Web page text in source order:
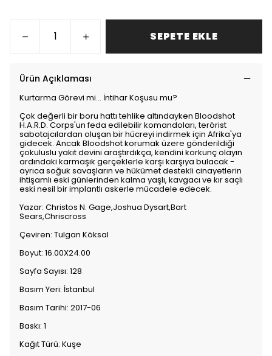
SEPETE EKLE
Ürün Açıklaması
Kurtarma Görevi mi... İntihar Koşusu mu?
Çok değerli bir boru hattı tehlike altındayken Bloodshot
H.A.R.D. Corps'un feda edilebilir komandoları, terörist
sabotajcılardan oluşan bir hücreyi indirmek için Afrika'ya
gidecek. Ancak Bloodshot korumak üzere gönderildiği
çokuluslu yakıt devini araştırdıkça, kendini korkunç olayın
ardındaki karmaşık gerçeklerle karşı karşıya bulacak -
ayrıca soğuk savaşların ve hükümet destekli cinayetlerin
ihtişamlı eski günlerinden kalma yaşlı, kavgacı ve kır saçlı
eski nesil bir implantlı askerle mücadele edecek.
Yazar: Christos N. Gage,Joshua Dysart,Bart
Sears,Chriscross
Çeviren: Tulgan Köksal
Boyut: 16.00X24.00
Sayfa Sayısı: 128
Basım Yeri: İstanbul
Basım Tarihi: 2017-06
Baskı: 1
Kağıt Türü: Kuşe